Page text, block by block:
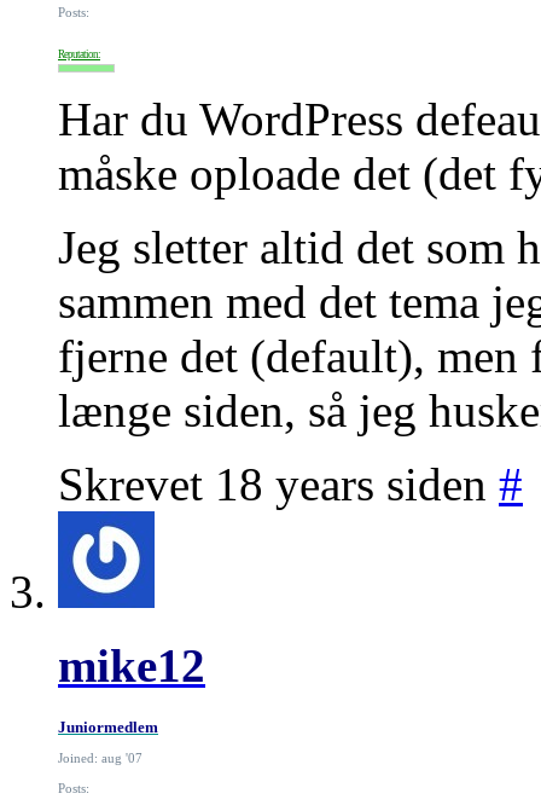
Posts:
Reputation:
Har du WordPress
måske oploade det (det
Jeg sletter altid det som
sammen med det tema
fjerne det (default),
længe siden, så jeg
Skrevet 18 years siden #
mike12
Juniormedlem
Joined: aug '07
Posts: